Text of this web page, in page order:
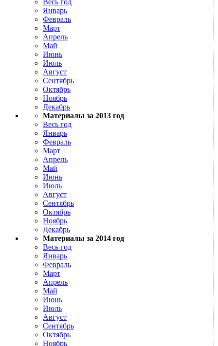
Весь год
Январь
Февраль
Март
Апрель
Май
Июнь
Июль
Август
Сентябрь
Октябрь
Ноябрь
Декабрь
Материалы за 2013 год
Весь год
Январь
Февраль
Март
Апрель
Май
Июнь
Июль
Август
Сентябрь
Октябрь
Ноябрь
Декабрь
Материалы за 2014 год
Весь год
Январь
Февраль
Март
Апрель
Май
Июнь
Июль
Август
Сентябрь
Октябрь
Ноябрь